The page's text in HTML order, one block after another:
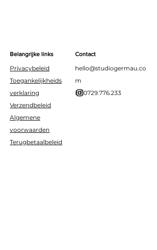
Belangrijke links
Privacybeleid
Toegankelijkheids
verklaring
Verzendbeleid
Algemene
voorwaarden
Terugbetaalbeleid
Contact
hello@studiogermau.co
m
BE0729.776.233